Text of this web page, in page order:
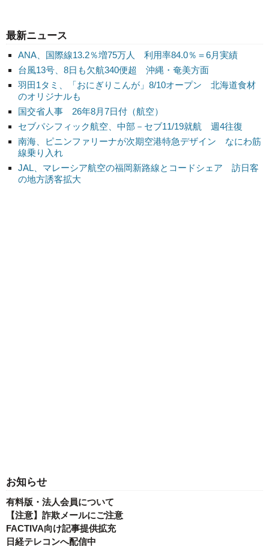
最新ニュース
ANA、国際線13.2％増75万人 利用率84.0％＝6月実績
台風13号、8日も欠航340便超 沖縄・奄美方面
羽田1タミ、「おにぎりこんが」8/10オープン 北海道食材
のオリジナルも
国交省人事 26年8月7日付（航空）
セブパシフィック航空、中部－セブ11/19就航 週4往復
南海、ピニンファリーナが次期空港特急デザイン なにわ筋
線乗り入れ
JAL、マレーシア航空の福岡新路線とコードシェア 訪日客
の地方誘客拡大
お知らせ
有料版・法人会員について
【注意】詐欺メールにご注意
FACTIVA向け記事提供拡充
日経テレコンへ配信中